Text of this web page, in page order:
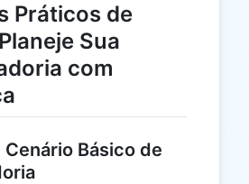
Práticos de
Sua
com
Cenário Básico de